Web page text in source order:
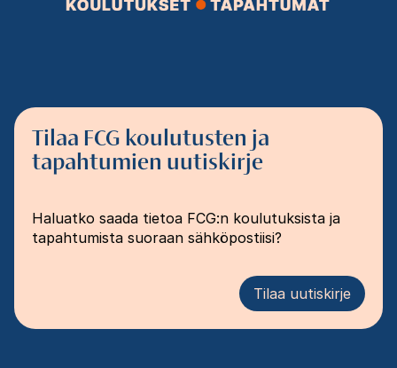
Tilaa FCG koulutusten ja
tapahtumien uutiskirje
Haluatko saada tietoa FCG:n koulutuksista ja
tapahtumista suoraan sähköpostiisi?
Tilaa uutiskirje